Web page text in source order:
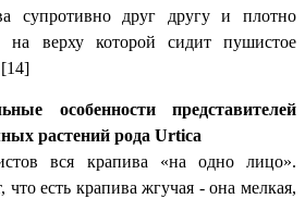
супротивно друг другу и плотно
на верху которой сидит пушистое
[14]
особенности представителей
растений рода Urtica
вся крапива «на одно лицо».
есть крапива жгучая - она мелкая,